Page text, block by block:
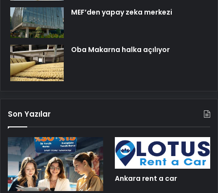
MEF’den yapay zeka merkezi
Oba Makarna halka açılıyor
Son Yazılar
Ankara rent a car